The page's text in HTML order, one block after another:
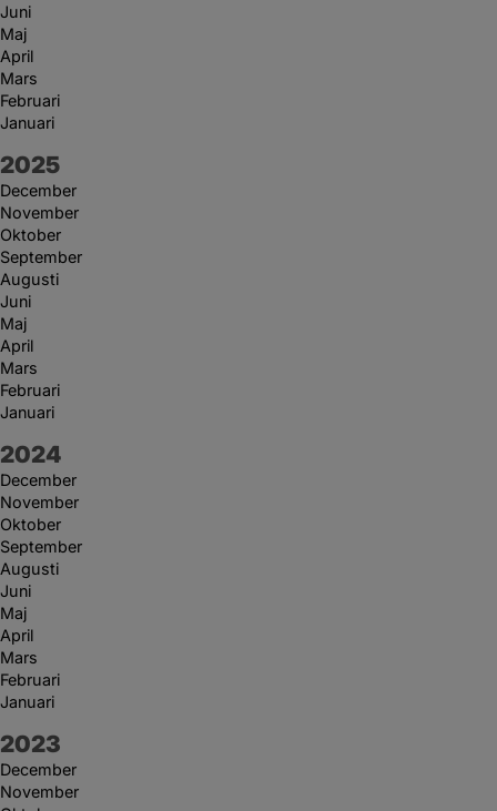
Juni
Maj
April
Mars
Februari
Januari
År:
2025
December
November
Oktober
September
Augusti
Juni
Maj
April
Mars
Februari
Januari
År:
2024
December
November
Oktober
September
Augusti
Juni
Maj
April
Mars
Februari
Januari
År:
2023
December
November